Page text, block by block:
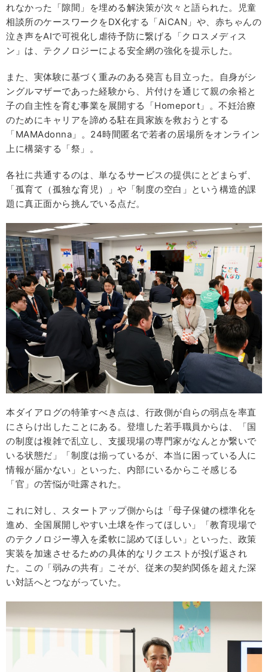
れなかった「隙間」を埋める解決策が次々と語られた。児童
相談所のケースワークをDX化する「AiCAN」や、赤ちゃんの
泣き声をAIで可視化し虐待予防に繋げる「クロスメディス
ン」は、テクノロジーによる安全網の強化を提示した。
また、実体験に基づく重みのある発言も目立った。自身がシ
ングルマザーであった経験から、片付けを通じて親の余裕と
子の自主性を育む事業を展開する「Homeport」。不妊治療
のためにキャリアを諦める駐在員家族を救おうとする
「MAMAdonna」。24時間匿名で若者の居場所をオンライン
上に構築する「祭」。
各社に共通するのは、単なるサービスの提供にとどまらず、
「孤育て（孤独な育児）」や「制度の空白」という構造的課
題に真正面から挑んでいる点だ。
本ダイアログの特筆すべき点は、行政側が自らの弱点を率直
にさらけ出したことにある。登壇した若手職員からは、「国
の制度は複雑で乱立し、支援現場の専門家がなんとか繋いで
いる状態だ」「制度は揃っているが、本当に困っている人に
情報が届かない」といった、内部にいるからこそ感じる
「官」の苦悩が吐露された。
これに対し、スタートアップ側からは「母子保健の標準化を
進め、全国展開しやすい土壌を作ってほしい」「教育現場で
のテクノロジー導入を柔軟に認めてほしい」といった、政策
実装を加速させるための具体的なリクエストが投げ返され
た。この「弱みの共有」こそが、従来の契約関係を超えた深
い対話へとつながっていた。